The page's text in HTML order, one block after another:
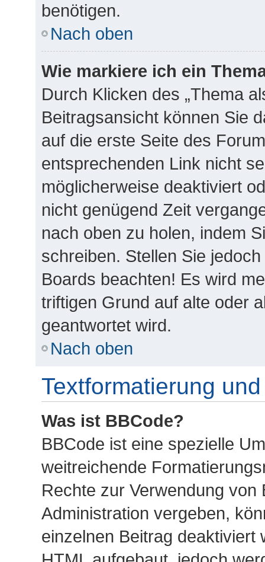
benötigen.
Nach oben
Wie markiere ich ein
Durch Klicken des „Thema
Beitragsansicht können Sie
auf die erste Seite des
entsprechenden Link nicht
möglicherweise deaktiviert
nicht genügend Zeit
nach oben zu holen, indem
schreiben. Stellen Sie
Boards beachten! Es wird
triftigen Grund auf alte oder
geantwortet wird.
Nach oben
Textformatierung
Was ist BBCode?
BBCode ist eine spezielle
weitreichende
Rechte zur Verwendung
Administration vergeben,
einzelnen Beitrag deaktiviert